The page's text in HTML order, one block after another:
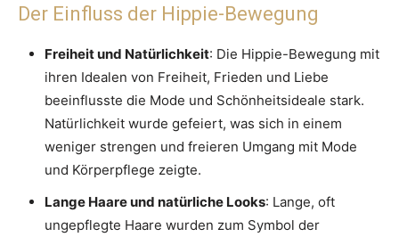
Der Einfluss der Hippie-Bewegung
Freiheit und Natürlichkeit: Die Hippie-Bewegung mit
ihren Idealen von Freiheit, Frieden und Liebe
beeinflusste die Mode und Schönheitsideale stark.
Natürlichkeit wurde gefeiert, was sich in einem
weniger strengen und freieren Umgang mit Mode
und Körperpflege zeigte.
Lange Haare und natürliche Looks: Lange, oft
ungepflegte Haare wurden zum Symbol der